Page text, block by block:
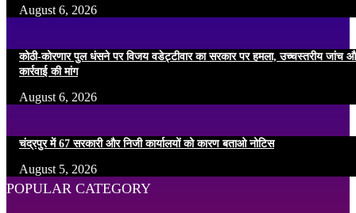
August 6, 2026
कोठी-कोरणार पुल धंसने पर विजय वडेट्टीवार का सरकार पर हमला, उच्चस्तरीय जांच
कार्रवाई की मांग
August 6, 2026
चंद्रपुर में 67 सरकारी और निजी कार्यालयों को कारण बताओ नोटिस
August 5, 2026
POPULAR CATEGORY